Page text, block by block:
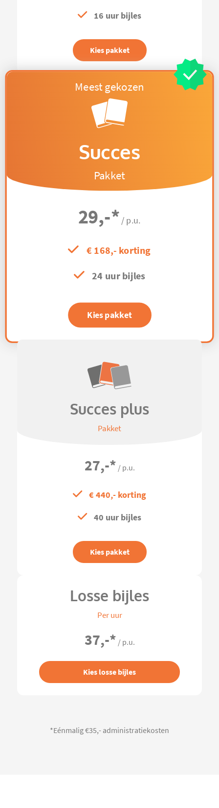
16 uur bijles
Kies pakket
Succes
Pakket
29,-* / p.u.
€ 168,- korting
24 uur bijles
Kies pakket
Succes plus
Pakket
27,-* / p.u.
€ 440,- korting
40 uur bijles
Kies pakket
Losse bijles
Per uur
37,-* / p.u.
Kies losse bijles
*Eénmalig €35,- administratiekosten